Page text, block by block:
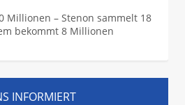
Millionen – Stenon sammelt 18
bekommt 8 Millionen
INFORMIERT